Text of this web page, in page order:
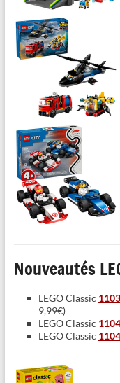
Nouveautés
LEGO Classic
9,99€)
LEGO Classic
LEGO Classic